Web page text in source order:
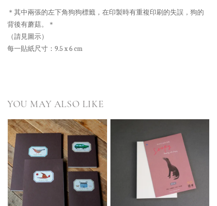
＊其中兩張的左下角狗狗標籤，在印製時有重複印刷的失誤，狗的
背後有蘑菇。＊
（請見圖示）
每一貼紙尺寸：9.5 x 6 cm
YOU MAY ALSO LIKE